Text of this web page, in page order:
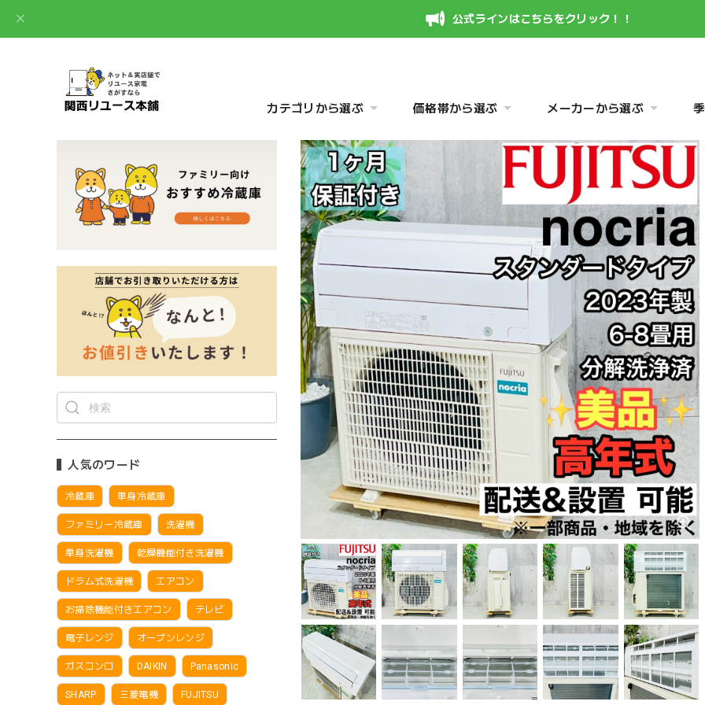
公式ラインはこちらをクリック！！
カテゴリから選ぶ 価格帯から選ぶ メーカーから選ぶ
人気のワード
冷蔵庫 単身冷蔵庫
ファミリー冷蔵庫 洗濯機
単身洗濯機 乾燥機能付き洗濯機
ドラム式洗濯機 エアコン
お掃除機能付きエアコン テレビ
電子レンジ オーブンレンジ
ガスコンロ DAIKIN Panasonic
SHARP 三菱電機 FUJITSU